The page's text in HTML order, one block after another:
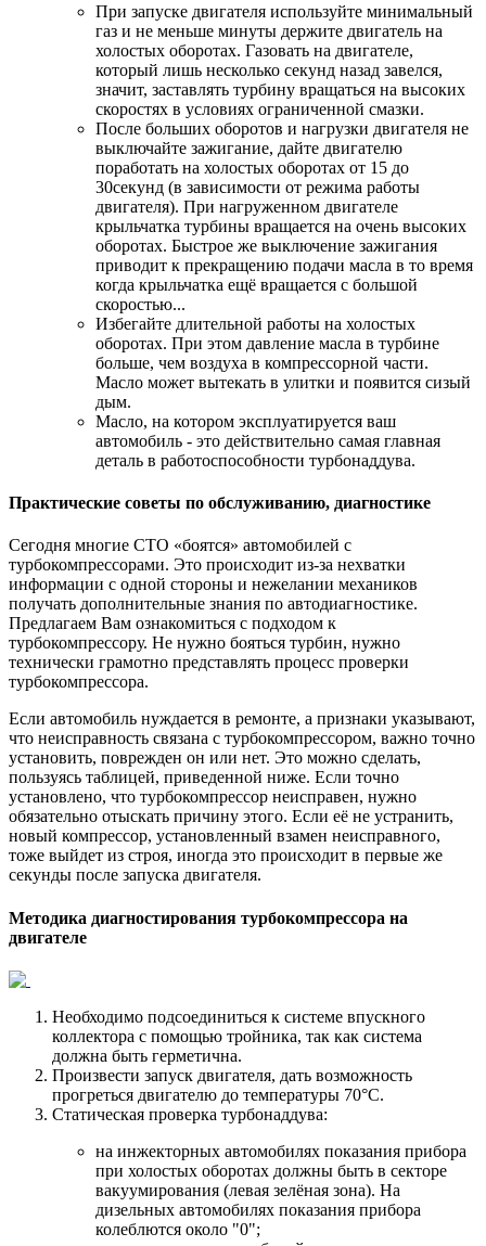
При запуске двигателя используйте минимальный
газ и не меньше минуты держите двигатель на
холостых оборотах. Газовать на двигателе,
который лишь несколько секунд назад завелся,
значит, заставлять турбину вращаться на высоких
скоростях в условиях ограниченной смазки.
После больших оборотов и нагрузки двигателя не
выключайте зажигание, дайте двигателю
поработать на холостых оборотах от 15 до
30секунд (в зависимости от режима работы
двигателя). При нагруженном двигателе
крыльчатка турбины вращается на очень высоких
оборотах. Быстрое же выключение зажигания
приводит к прекращению подачи масла в то время
когда крыльчатка ещё вращается с большой
скоростью...
Избегайте длительной работы на холостых
оборотах. При этом давление масла в турбине
больше, чем воздуха в компрессорной части.
Масло может вытекать в улитки и появится сизый
дым.
Масло, на котором эксплуатируется ваш
автомобиль - это действительно самая главная
деталь в работоспособности турбонаддува.
Практические советы по обслуживанию, диагностике
Сегодня многие СТО «боятся» автомобилей с
турбокомпрессорами. Это происходит из-за нехватки
информации с одной стороны и нежелании механиков
получать дополнительные знания по автодиагностике.
Предлагаем Вам ознакомиться с подходом к
турбокомпрессору. Не нужно бояться турбин, нужно
технически грамотно представлять процесс проверки
турбокомпрессора.
Если автомобиль нуждается в ремонте, а признаки указывают,
что неисправность связана с турбокомпрессором, важно точно
установить, поврежден он или нет. Это можно сделать,
пользуясь таблицей, приведенной ниже. Если точно
установлено, что турбокомпрессор неисправен, нужно
обязательно отыскать причину этого. Если её не устранить,
новый компрессор, установленный взамен неисправного,
тоже выйдет из строя, иногда это происходит в первые же
секунды после запуска двигателя.
Методика диагностирования турбокомпрессора на
двигателе
Необходимо подсоединиться к системе впускного
коллектора с помощью тройника, так как система
должна быть герметична.
Произвести запуск двигателя, дать возможность
прогреться двигателю до температуры 70°С.
Статическая проверка турбонаддува:
на инжекторных автомобилях показания прибора
при холостых оборотах должны быть в секторе
вакуумирования (левая зелёная зона). На
дизельных автомобилях показания прибора
колеблются около "0";